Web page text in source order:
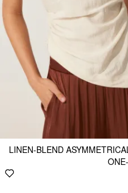
LINEN-BLEND